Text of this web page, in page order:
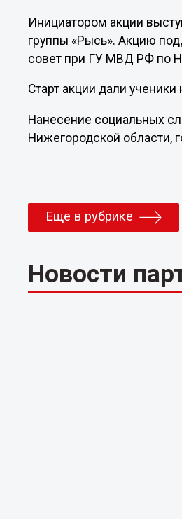
Инициатором акции
группы «Рысь». Акцию
совет при ГУ МВД РФ по
Старт акции дали
Нанесение социальных
Нижегородской области,
Еще в рубрике
Новости